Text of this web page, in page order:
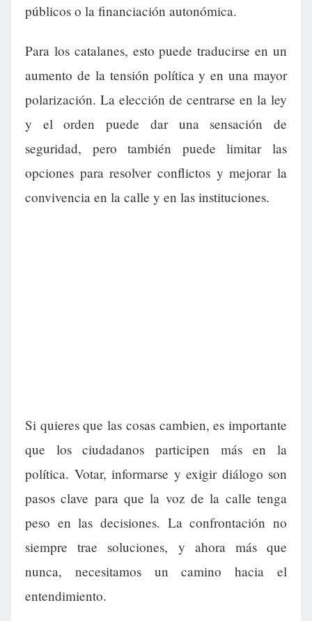
públicos o la financiación autonómica.
Para los catalanes, esto puede traducirse en un
aumento de la tensión política y en una mayor
polarización. La elección de centrarse en la ley
y el orden puede dar una sensación de
seguridad, pero también puede limitar las
opciones para resolver conflictos y mejorar la
convivencia en la calle y en las instituciones.
Si quieres que las cosas cambien, es importante
que los ciudadanos participen más en la
política. Votar, informarse y exigir diálogo son
pasos clave para que la voz de la calle tenga
peso en las decisiones. La confrontación no
siempre trae soluciones, y ahora más que
nunca, necesitamos un camino hacia el
entendimiento.